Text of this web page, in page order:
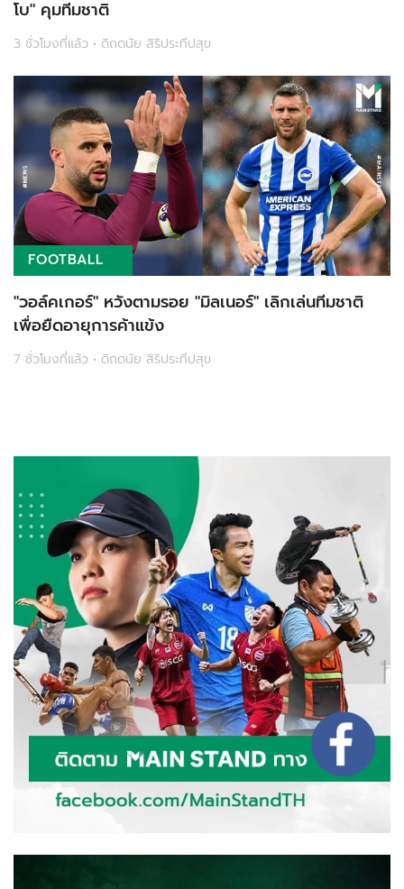
โบ" คุมทีมชาติ
3 ชั่วโมงที่แล้ว • ดิถดนัย สิริประทีปสุข
FOOTBALL
"วอล์คเกอร์" หวังตามรอย "มิลเนอร์" เลิกเล่นทีมชาติ
เพื่อยืดอายุการค้าแข้ง
7 ชั่วโมงที่แล้ว • ดิถดนัย สิริประทีปสุข